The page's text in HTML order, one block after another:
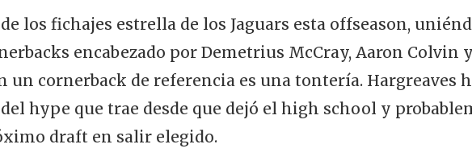
los fichajes estrella de los Jaguars esta offseason,
encabezado por Demetrius McCray, Aaron Colvin
un cornerback de referencia es una tontería. Hargreaves
hype que trae desde que dejó el high school y
draft en salir elegido.